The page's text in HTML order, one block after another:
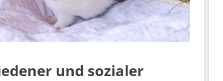
und sozialer